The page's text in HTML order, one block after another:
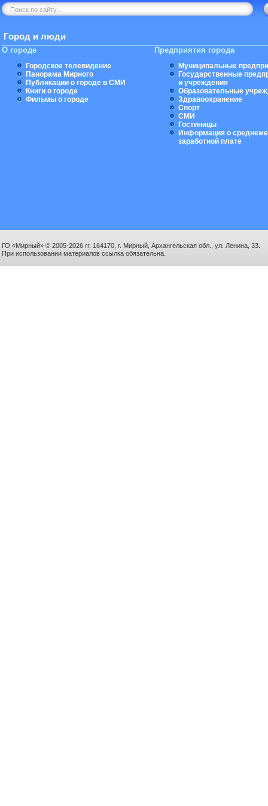
Город и люди
О городе
Городское телевидение
Панорама Мирного
Публикации о городе в СМИ
Книги о городе
Фильмы о городе
Предприятия города
Муниципальные
Государственные
и учреждения
Образовательные
Здравоохранение
Спорт
СМИ
Гостиницы
Информация о
заработной плате
ГО «Мирный» © 2005-2026 гг. 164170, г. Мирный, Архангельская обл., ул. Ленина, 33.
При использовании материалов ссылка обязательна.